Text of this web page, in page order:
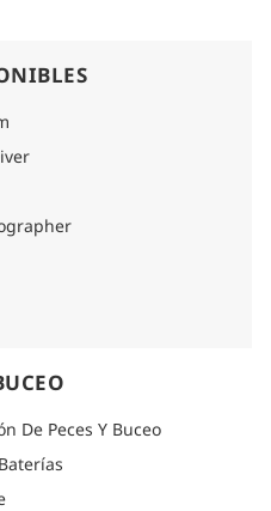
De Peces Y Buceo